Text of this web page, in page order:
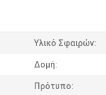
Υλικό Σφαιρών:
Δομή:
Πρότυπο: